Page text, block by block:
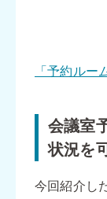
「予約ル
会議室
状況を
今回紹介し